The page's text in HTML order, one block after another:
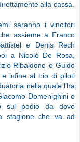
alla cassa.
saranno i vincitori
assieme a Franco
e Denis Rech
a Nicolò De Rosa,
Ribaldone e Guido
e infine al trio di piloti
nella quale l’ha
Domenighini e
sul podio da dove
stagione che va ad